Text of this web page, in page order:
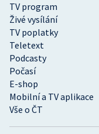
TV program
Živé vysílání
TV poplatky
Teletext
Podcasty
Počasí
E-shop
Mobilní a TV aplikace
Vše o ČT